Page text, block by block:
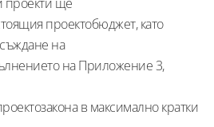
проектобюджет, като
на
на Приложение 3,
в максимално кратки